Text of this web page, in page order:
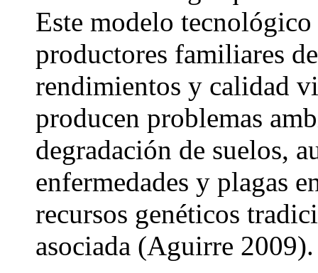
Este modelo
productores familiares
rendimientos y calidad
producen problemas
degradación de suelos,
enfermedades y plagas
recursos genéticos
asociada (Aguirre 2009).